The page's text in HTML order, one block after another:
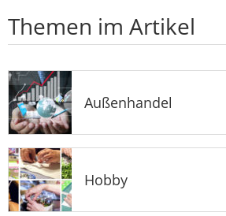
Themen im Artikel
Außenhandel
Hobby